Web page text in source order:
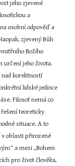
jeho zjevené
a
osobní odpověď a
zjevený Bůh
Božího
určení jeho života.
korektností
lidské jedince
Filosof nemá co
teoreticky
situace. A to
oblasti přirozené
a mezi „Bohem
pro život člověka,